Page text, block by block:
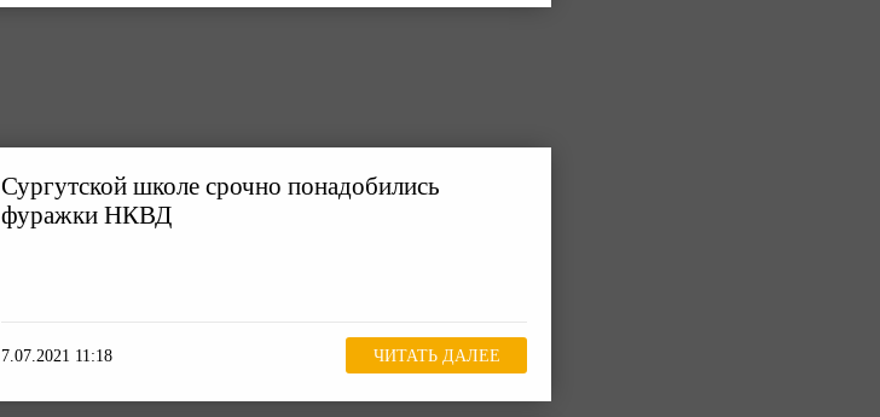
Сургутской школе срочно понадобились
фуражки НКВД
7.07.2021 11:18 ЧИТАТЬ ДАЛЕЕ